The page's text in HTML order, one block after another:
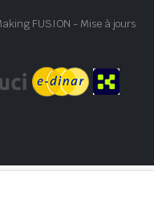
FUSION - Mise à jours